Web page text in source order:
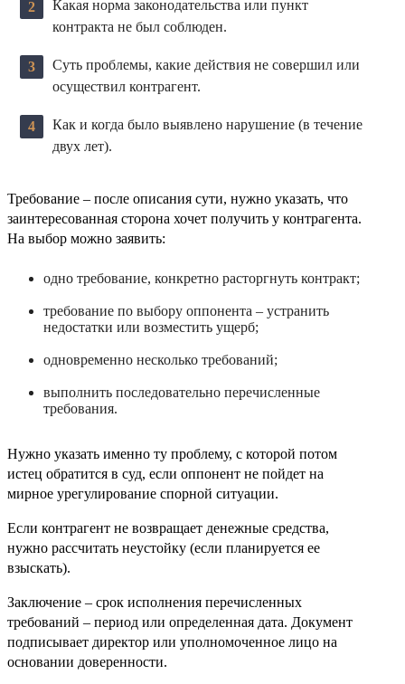
Какая норма законодательства или пункт
контракта не был соблюден.
Суть проблемы, какие действия не совершил или
осуществил контрагент.
Как и когда было выявлено нарушение (в течение
двух лет).
Требование – после описания сути, нужно указать, что
заинтересованная сторона хочет получить у контрагента.
На выбор можно заявить:
одно требование, конкретно расторгнуть контракт;
требование по выбору оппонента – устранить
недостатки или возместить ущерб;
одновременно несколько требований;
выполнить последовательно перечисленные
требования.
Нужно указать именно ту проблему, с которой потом
истец обратится в суд, если оппонент не пойдет на
мирное урегулирование спорной ситуации.
Если контрагент не возвращает денежные средства,
нужно рассчитать неустойку (если планируется ее
взыскать).
Заключение – срок исполнения перечисленных
требований – период или определенная дата. Документ
подписывает директор или уполномоченное лицо на
основании доверенности.